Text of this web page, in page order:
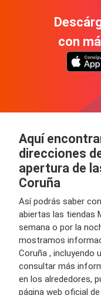
con
Aquí
direcciones
apertura de
Coruña
Así podrás saber
abiertas las tiendas
semana o por la
mostramos
Coruña , incluyendo
consultar más
en los alrededores,
página web oficial de